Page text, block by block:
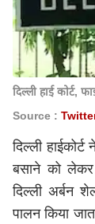
दिल्ली हाई कोर्ट,
Source :
दिल्ली
बसाने को
दिल्ली अर्बन
पालन किया